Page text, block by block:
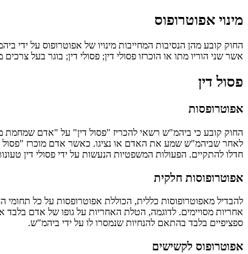
מינוי אפוטרופוס
החוק קובע מהן הנסיבות המחייבות מינויו של אפוטרופוס על ידי
אשר שני הוריו מתו או הוכרזו פסולי דין; פסולי דין; בוגר בעל
פסול דין
אפוטרופסות
החוק קובע כי ביהמ"ש רשאי להכריז "פסול דין" על "אדם שמחמת
לאחר שביהמ"ש שמע את האדם או נציגו. כאשר אדם מוכרז "פסול
חדלו להתקיים. הפעולות המשפטיות הנעשות על ידי פסולי דין
אפוטרופוסות חלקית
להבדיל מאפוטרופוסות כללית, הכוללת אפוטרופסות על כל תחומי
אחריות מסויימים. לדוגמה, הטלת האחריות על גופו של אדם בלבד
ספציפיים בלבד בהתאם להנחיות שנמסרו לו על ידי ביהמ"ש.
אפוטרופוס לקשישים